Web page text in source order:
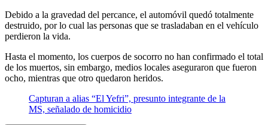
Debido a la gravedad del percance, el automóvil quedó totalmente
destruido, por lo cual las personas que se trasladaban en el vehículo
perdieron la vida.
Hasta el momento, los cuerpos de socorro no han confirmado el total
de los muertos, sin embargo, medios locales aseguraron que fueron
ocho, mientras que otro quedaron heridos.
Capturan a alias “El Yefri”, presunto integrante de la
MS, señalado de homicidio